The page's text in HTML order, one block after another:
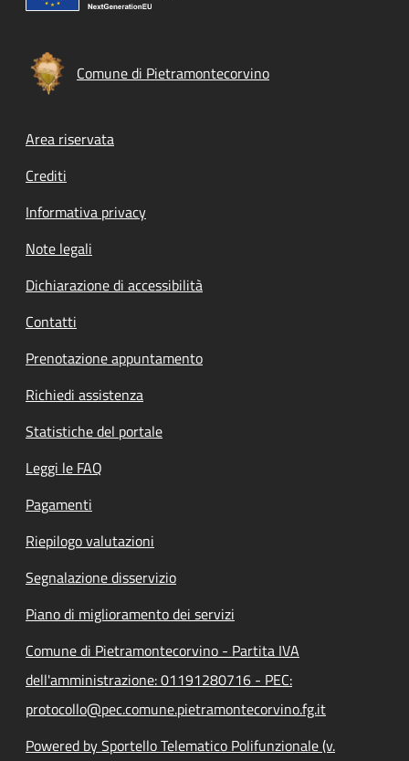
Comune di Pietramontecorvino
Footer menu
Area riservata
Crediti
Informativa privacy
Note legali
Dichiarazione di accessibilità
Contatti
Prenotazione appuntamento
Richiedi assistenza
Statistiche del portale
Leggi le FAQ
Pagamenti
Riepilogo valutazioni
Segnalazione disservizio
Piano di miglioramento dei servizi
Comune di Pietramontecorvino - Partita IVA
dell'amministrazione: 01191280716 - PEC:
protocollo@pec.comune.pietramontecorvino.fg.it
Powered by Sportello Telematico Polifunzionale (v.